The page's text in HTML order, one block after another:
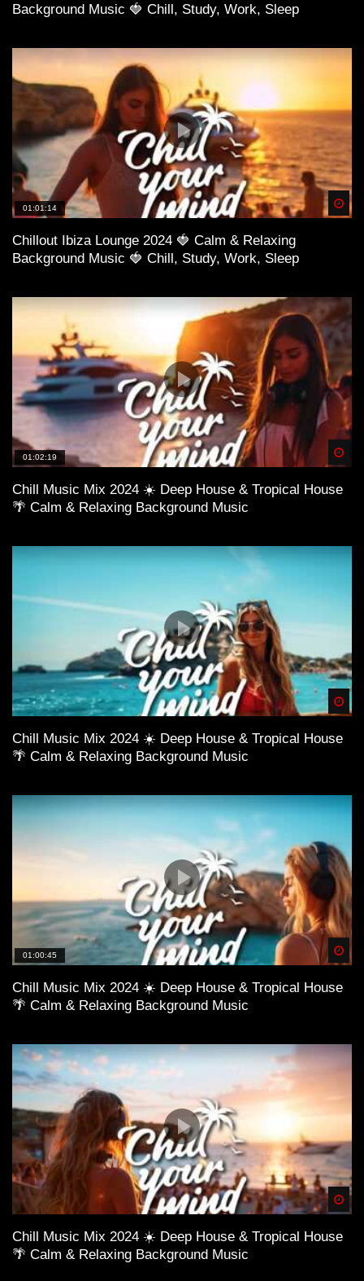
Background Music 🍓 Chill, Study, Work, Sleep
01:01:14
Chillout Ibiza Lounge 2024 🍓 Calm & Relaxing
Background Music 🍓 Chill, Study, Work, Sleep
01:02:19
Chill Music Mix 2024 ☀️ Deep House & Tropical House
🌴 Calm & Relaxing Background Music
Chill Music Mix 2024 ☀️ Deep House & Tropical House
🌴 Calm & Relaxing Background Music
01:00:45
Chill Music Mix 2024 ☀️ Deep House & Tropical House
🌴 Calm & Relaxing Background Music
Chill Music Mix 2024 ☀️ Deep House & Tropical House
🌴 Calm & Relaxing Background Music